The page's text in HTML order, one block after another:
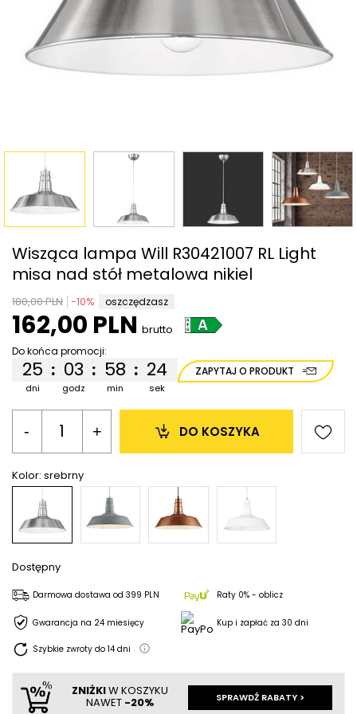
Wisząca lampa Will R30421007 RL Light
misa nad stół metalowa nikiel
180,00 PLN -10% oszczędzasz
162,00 PLN brutto
Do końca promocji:
:
dni
25 :
godz
03 :
min
58
sek
24 ZAPYTAJ O PRODUKT
Kolor: srebrny
- + DO KOSZYKA
Dostępny
Darmowa dostawa od 399 PLN Raty 0% - oblicz
Gwarancja na 24 miesięcy Kup i zapłać za 30 dni
Szybkie zwroty do 14 dni
ZNIŻKIW KOSZYKU
NAWET -20% SPRAWDŹ RABATY >